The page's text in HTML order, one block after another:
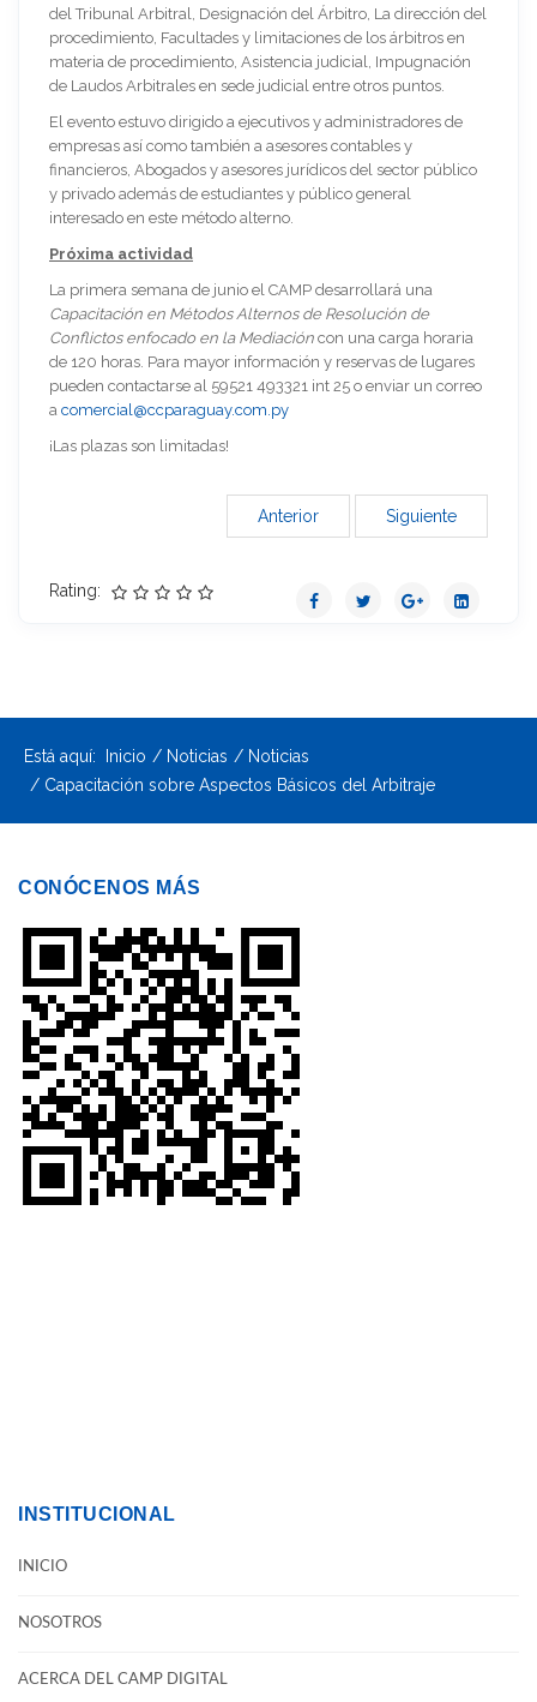
del Tribunal Arbitral, Designación del Árbitro, La dirección del
procedimiento, Facultades y limitaciones de los árbitros en
materia de procedimiento, Asistencia judicial, Impugnación
de Laudos Arbitrales en sede judicial entre otros puntos.
El evento estuvo dirigido a ejecutivos y administradores de
empresas así como también a asesores contables y
financieros, Abogados y asesores jurídicos del sector público
y privado además de estudiantes y público general
interesado en este método alterno.
Próxima actividad
La primera semana de junio el CAMP desarrollará una
Capacitación en Métodos Alternos de Resolución de
Conflictos enfocado en la Mediación con una carga horaria
de 120 horas. Para mayor información y reservas de lugares
pueden contactarse al 59521 493321 int 25 o enviar un correo
a comercial@ccparaguay.com.py
¡Las plazas son limitadas!
Anterior Siguiente
Rating:
Está aquí: Inicio Noticias
Noticias
Capacitación sobre Aspectos Básicos del Arbitraje
CONÓCENOS MÁS
INSTITUCIONAL
INICIO
NOSOTROS
ACERCA DEL CAMP DIGITAL